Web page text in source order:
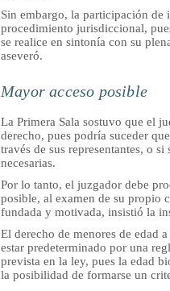
Sin embargo, la participación de
procedimiento jurisdiccional,
se realice en sintonía con su
aseveró.
Mayor acceso posible
La Primera Sala sostuvo que el
derecho, pues podría suceder
través de sus representantes, o
necesarias.
Por lo tanto, el juzgador debe
posible, al examen de su propio
fundada y motivada, insistió la
El derecho de menores de edad
estar predeterminado por una
prevista en la ley, pues la edad
la posibilidad de formarse un